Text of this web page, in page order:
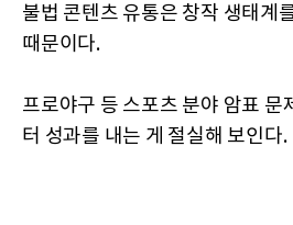
불법 콘텐츠 유통은 창작 생태계
때문이다.
프로야구 등 스포츠 분야 암표 문
터 성과를 내는 게 절실해 보인다.